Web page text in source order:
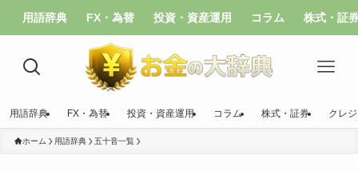
用語辞典 FX・為替 投資・資産運用 コラム 株式・証
用語辞典 FX・為替 投資・資産運用 コラム 株式・証券 クレ
ホーム 用語辞典 五十音一覧